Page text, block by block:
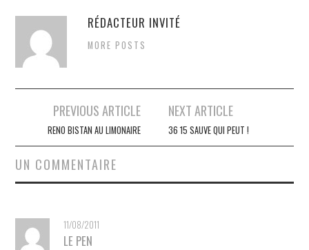
RÉDACTEUR INVITÉ
MORE POSTS
Navigation
articles
PREVIOUS ARTICLE
RENO BISTAN AU LIMONAIRE
NEXT ARTICLE
36 15 SAUVE QUI PEUT !
UN COMMENTAIRE
11/08/2011
LE PEN